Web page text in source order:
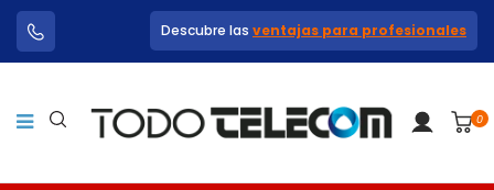
Descubre las ventajas para profesionales
0